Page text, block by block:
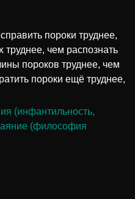
пороки труднее,
чем распознать
пороков труднее, чем
пороки ещё труднее,
(инфантильность,
(философия